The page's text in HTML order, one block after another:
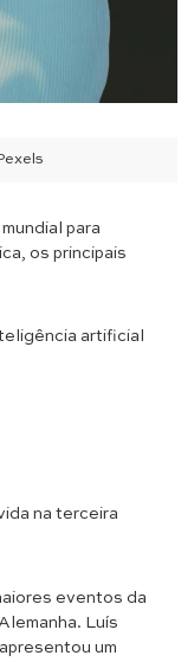
para
os principais
artificial
na terceira
eventos da
Luís
um